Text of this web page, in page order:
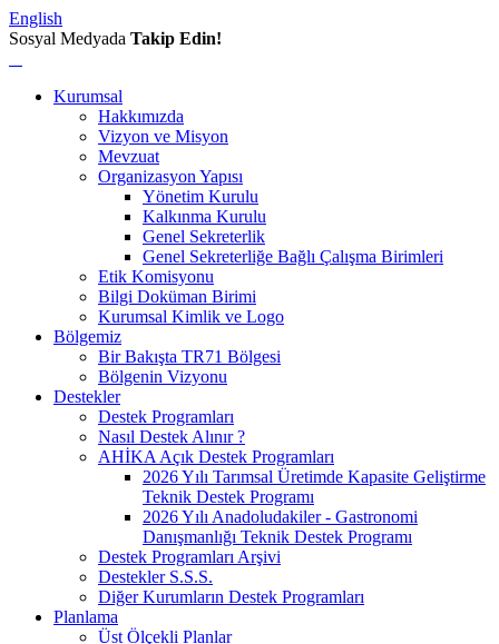
English
Sosyal Medyada Takip Edin!
Kurumsal
Hakkımızda
Vizyon ve Misyon
Mevzuat
Organizasyon Yapısı
Yönetim Kurulu
Kalkınma Kurulu
Genel Sekreterlik
Genel Sekreterliğe Bağlı Çalışma Birimleri
Etik Komisyonu
Bilgi Doküman Birimi
Kurumsal Kimlik ve Logo
Bölgemiz
Bir Bakışta TR71 Bölgesi
Bölgenin Vizyonu
Destekler
Destek Programları
Nasıl Destek Alınır ?
AHİKA Açık Destek Programları
2026 Yılı Tarımsal Üretimde Kapasite Geliştirme
Teknik Destek Programı
2026 Yılı Anadoludakiler - Gastronomi
Danışmanlığı Teknik Destek Programı
Destek Programları Arşivi
Destekler S.S.S.
Diğer Kurumların Destek Programları
Planlama
Üst Ölçekli Planlar